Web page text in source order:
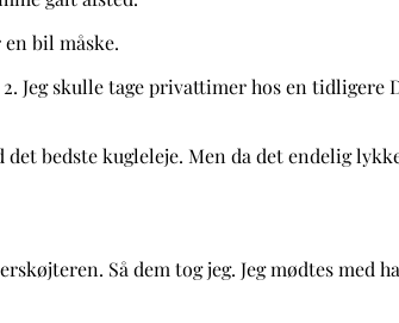
bil måske.
Jeg skulle tage privattimer hos en
bedste kugleleje. Men da det endelig
Så dem tog jeg. Jeg mødtes med